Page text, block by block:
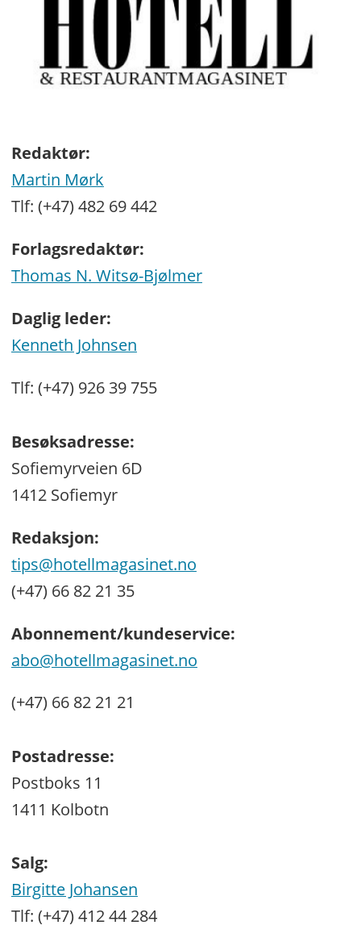
Redaktør:
Martin Mørk
Tlf: (+47) 482 69 442
Forlagsredaktør:
Thomas N. Witsø-Bjølmer
Daglig leder:
Kenneth Johnsen
Tlf: (+47) 926 39 755
Besøksadresse:
Sofiemyrveien 6D
1412 Sofiemyr
Redaksjon:
tips@hotellmagasinet.no
(+47) 66 82 21 35
Abonnement/kundeservice:
abo@hotellmagasinet.no
(+47) 66 82 21 21
Postadresse:
Postboks 11
1411 Kolbotn
Salg:
Birgitte Johansen
Tlf: (+47) 412 44 284